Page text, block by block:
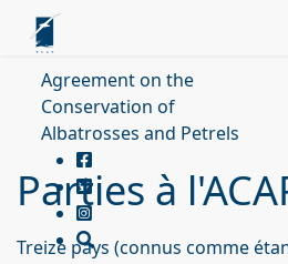
Agreement on the
Conservation of
Albatrosses and Petrels
Parties à
Treize pays (connus comme